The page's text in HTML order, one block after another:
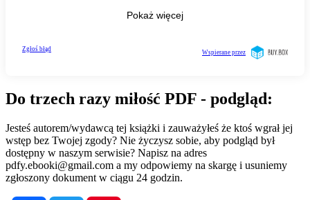
Do trzech razy miłość PDF - podgląd:
Jesteś autorem/wydawcą tej książki i zauważyłeś że ktoś wgrał jej
wstęp bez Twojej zgody? Nie życzysz sobie, aby podgląd był
dostępny w naszym serwisie? Napisz na adres
pdfy.ebooki@gmail.com a my odpowiemy na skargę i usuniemy
zgłoszony dokument w ciągu 24 godzin.